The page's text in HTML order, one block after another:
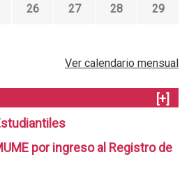
26 27 28 29
Ver calendario mensual
[+]
por ingreso al Registro de